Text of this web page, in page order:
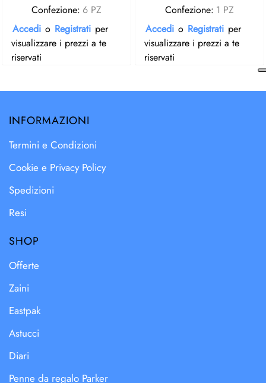
Confezione: 6 PZ
Accedi o Registrati per
visualizzare i prezzi a te
riservati
Confezione: 1 PZ
Accedi o Registrati per
visualizzare i prezzi a te
riservati
INFORMAZIONI
Termini e Condizioni
Cookie e Privacy Policy
Spedizioni
Resi
SHOP
Offerte
Zaini
Eastpak
Astucci
Diari
Penne da regalo Parker